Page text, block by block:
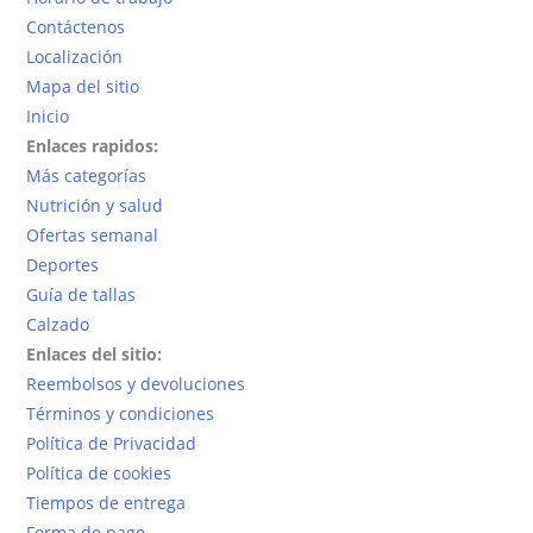
Contáctenos
Localización
Mapa del sitio
Inicio
Enlaces rapidos:
Más categorías
Nutrición y salud
Ofertas semanal
Deportes
Guía de tallas
Calzado
Enlaces del sitio:
Reembolsos y devoluciones
Términos y condiciones
Política de Privacidad
Política de cookies
Tiempos de entrega